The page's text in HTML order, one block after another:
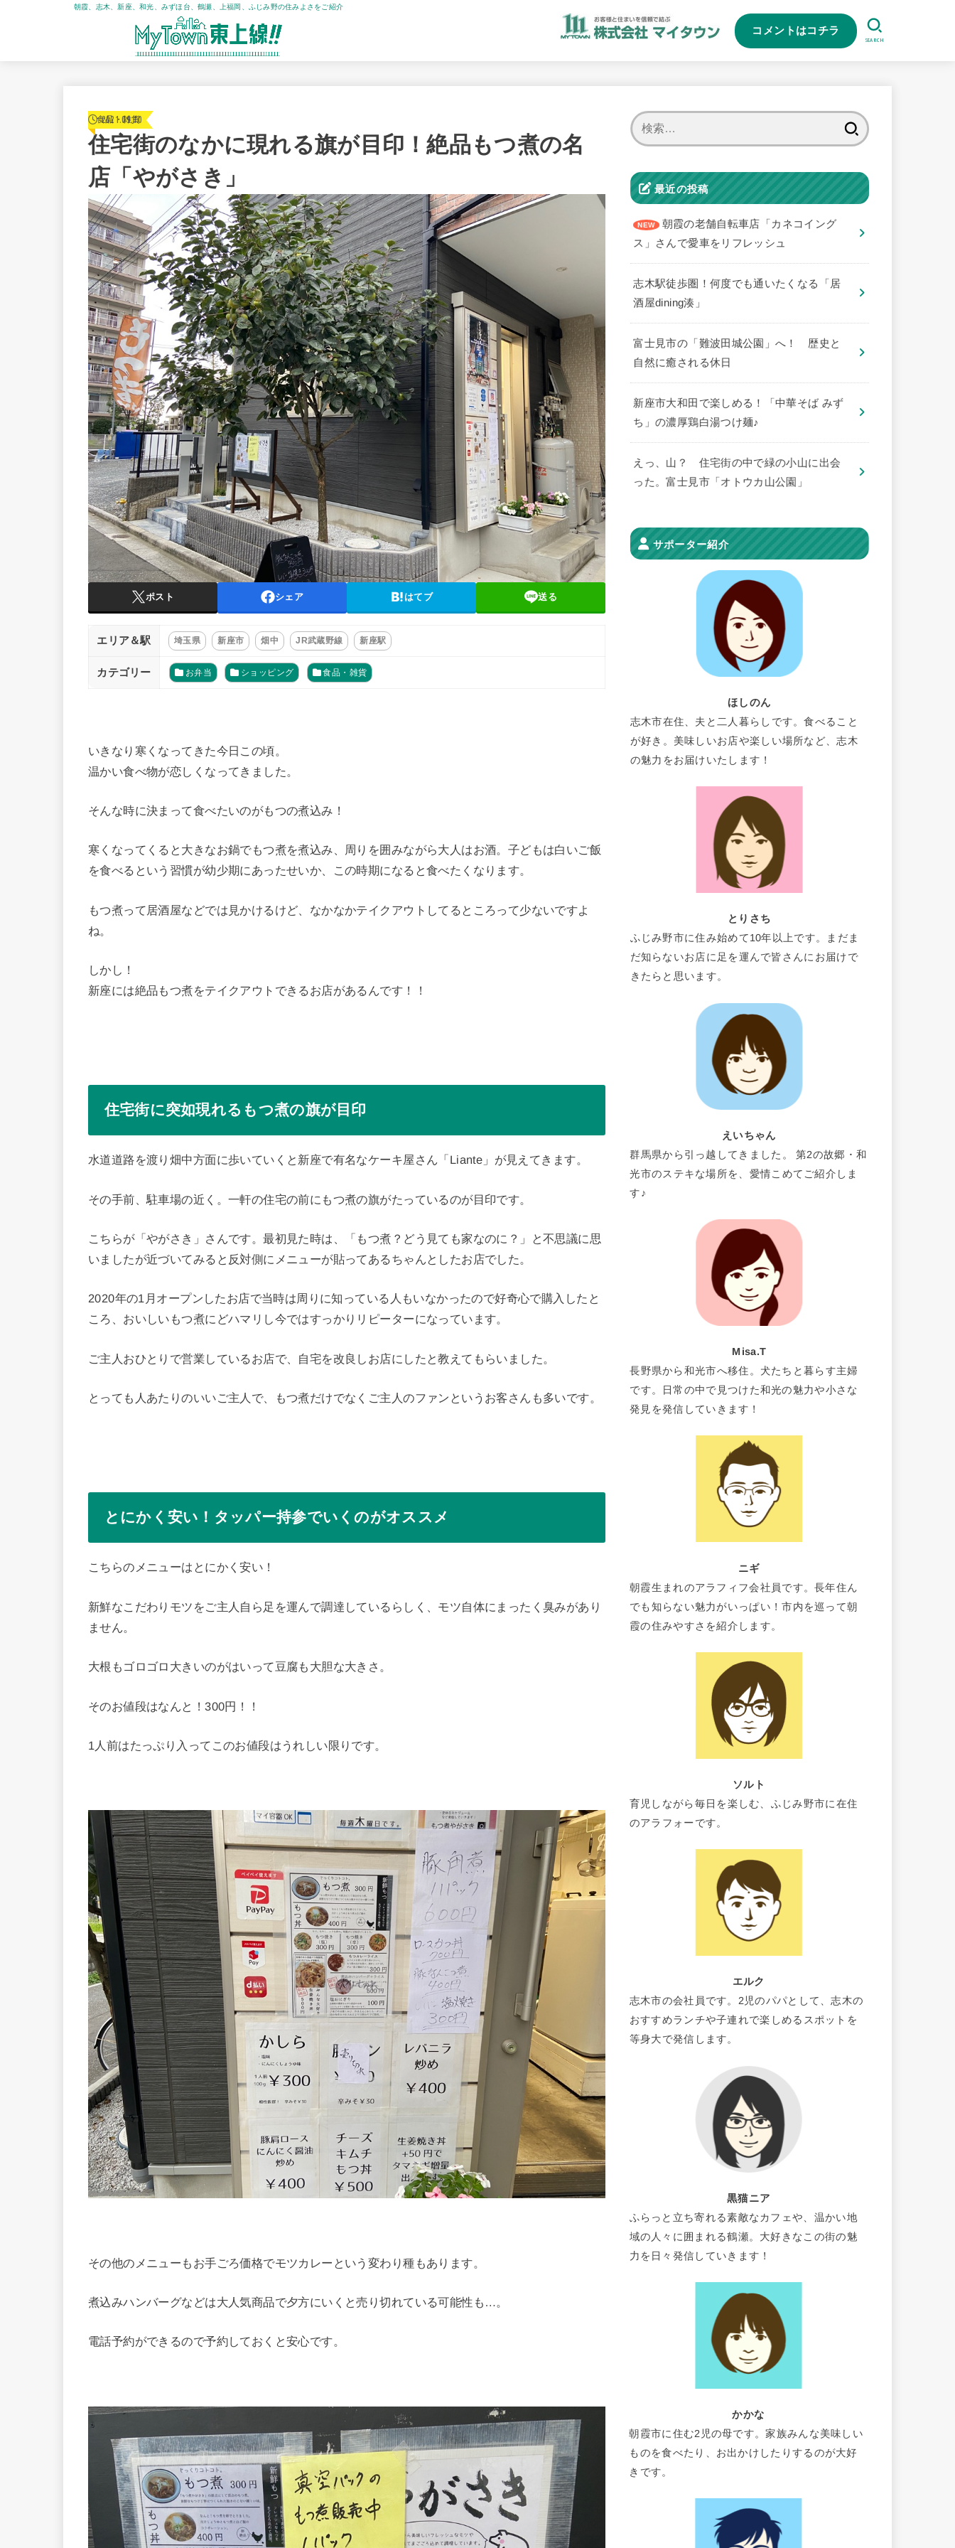
朝霞、志木、新座、和光、みずほ台、鶴瀬、上福岡、ふじみ野の住みよさをご紹介
コメントはコチラ
SEARCH
食品・雑貨
2021.09.10
住宅街のなかに現れる旗が目印！絶品もつ煮の名
店「やがさき」
ポスト シェア はてブ 送る
エリア＆駅 埼玉県 新座市 畑中 JR武蔵野線 新座駅
カテゴリー お弁当 ショッピング 食品・雑貨
いきなり寒くなってきた今日この頃。
温かい食べ物が恋しくなってきました。
そんな時に決まって食べたいのがもつの煮込み！
寒くなってくると大きなお鍋でもつ煮を煮込み、周りを囲みながら大人はお酒。子どもは白いご飯
を食べるという習慣が幼少期にあったせいか、この時期になると食べたくなります。
もつ煮って居酒屋などでは見かけるけど、なかなかテイクアウトしてるところって少ないですよ
ね。
しかし！
新座には絶品もつ煮をテイクアウトできるお店があるんです！！
住宅街に突如現れるもつ煮の旗が目印
水道道路を渡り畑中方面に歩いていくと新座で有名なケーキ屋さん「Liante」が見えてきます。
その手前、駐車場の近く。一軒の住宅の前にもつ煮の旗がたっているのが目印です。
こちらが「やがさき」さんです。最初見た時は、「もつ煮？どう見ても家なのに？」と不思議に思
いましたが近づいてみると反対側にメニューが貼ってあるちゃんとしたお店でした。
2020年の1月オープンしたお店で当時は周りに知っている人もいなかったので好奇心で購入したと
ころ、おいしいもつ煮にどハマリし今ではすっかりリピーターになっています。
ご主人おひとりで営業しているお店で、自宅を改良しお店にしたと教えてもらいました。
とっても人あたりのいいご主人で、もつ煮だけでなくご主人のファンというお客さんも多いです。
とにかく安い！タッパー持参でいくのがオススメ
こちらのメニューはとにかく安い！
新鮮なこだわりモツをご主人自ら足を運んで調達しているらしく、モツ自体にまったく臭みがあり
ません。
大根もゴロゴロ大きいのがはいって豆腐も大胆な大きさ。
そのお値段はなんと！300円！！
1人前はたっぷり入ってこのお値段はうれしい限りです。
その他のメニューもお手ごろ価格でモツカレーという変わり種もあります。
煮込みハンバーグなどは大人気商品で夕方にいくと売り切れている可能性も…。
電話予約ができるので予約しておくと安心です。
最近の投稿
朝霞の老舗自転車店「カネコイング
ス」さんで愛車をリフレッシュ
志木駅徒歩圏！何度でも通いたくなる「居
酒屋dining湊」
​富士見市の「難波田城公園」へ！ 歴史と
自然に癒される休日
新座市大和田で楽しめる！「中華そば みず
ち」の濃厚鶏白湯つけ麺♪
えっ、山？ 住宅街の中で緑の小山に出会
った。富士見市「オトウカ山公園」
サポーター紹介
ほしのん
志木市在住、夫と二人暮らしです。食べること
が好き。美味しいお店や楽しい場所など、志木
の魅力をお届けいたします！
とりさち
ふじみ野市に住み始めて10年以上です。まだま
だ知らないお店に足を運んで皆さんにお届けで
きたらと思います。
えいちゃん
群馬県から引っ越してきました。 第2の故郷・和
光市のステキな場所を、愛情こめてご紹介しま
す♪
Misa.T
長野県から和光市へ移住。犬たちと暮らす主婦
です。日常の中で見つけた和光の魅力や小さな
発見を発信していきます！
ニギ
朝霞生まれのアラフィフ会社員です。長年住ん
でも知らない魅力がいっぱい！市内を巡って朝
霞の住みやすさを紹介します。
ソルト
育児しながら毎日を楽しむ、ふじみ野市に在住
のアラフォーです。
エルク
志木市の会社員です。2児のパパとして、志木の
おすすめランチや子連れで楽しめるスポットを
等身大で発信します。
黒猫ニア
ふらっと立ち寄れる素敵なカフェや、温かい地
域の人々に囲まれる鶴瀬。大好きなこの街の魅
力を日々発信していきます！
かかな
朝霞市に住む2児の母です。家族みんな美味しい
ものを食べたり、お出かけしたりするのが大好
きです。